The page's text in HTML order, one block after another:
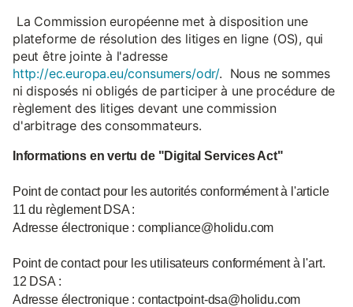
La Commission européenne met à disposition une
plateforme de résolution des litiges en ligne (OS), qui
peut être jointe à l'adresse
http://ec.europa.eu/consumers/odr/. Nous ne sommes
ni disposés ni obligés de participer à une procédure de
règlement des litiges devant une commission
d'arbitrage des consommateurs.
Informations en vertu de "Digital Services Act"
Point de contact pour les autorités conformément à l'article
11 du règlement DSA :
Adresse électronique : compliance@holidu.com
Point de contact pour les utilisateurs conformément à l'art.
12 DSA :
Adresse électronique : contactpoint-dsa@holidu.com